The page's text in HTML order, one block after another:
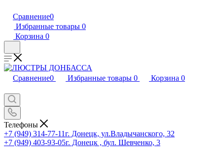
Сравнение0
Избранные товары 0
Корзина 0
Сравнение0 Избранные товары 0 Корзина 0
Телефоны
+7 (949) 314-77-11г. Донецк, ул.Владычанского, 32
+7 (949) 403-93-05г. Донецк , бул. Шевченко, 3